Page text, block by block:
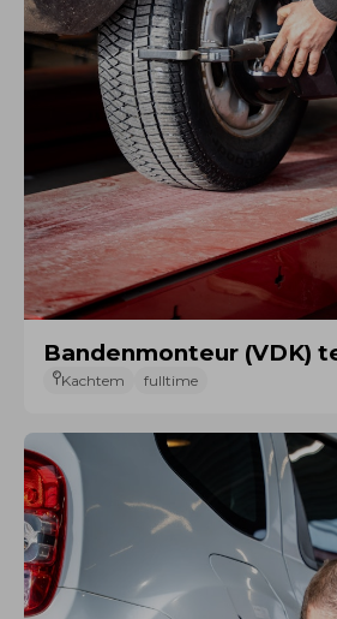
Bandenmonteur (VDK)
Kachtem fulltime